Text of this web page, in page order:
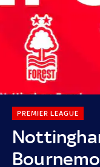
PREMIER LEAGUE